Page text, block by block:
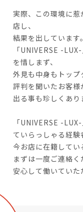
実際、この環境に
店し、
結果を出しています。
「UNIVERSE -
を惜しまず、
外見も中身もトップ
評判を聞いたお客
出る事も珍しくあり
「UNIVERSE -
ていらっしゃる経験
今お店に在籍してい
まずは一度ご連絡く
安心して働いていた